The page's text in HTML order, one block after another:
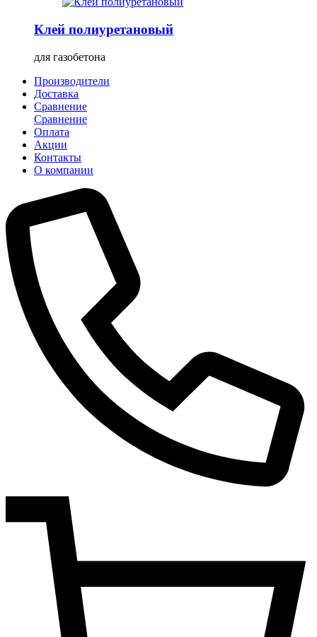
Клей полиуретановый
для газобетона
Производители
Доставка
Сравнение
Сравнение
Оплата
Акции
Контакты
О компании